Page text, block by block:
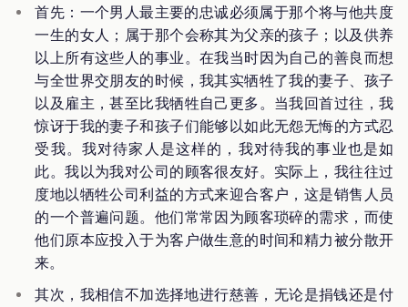
首先：一个男人最主要的忠诚必须属于那个将与他共度
一生的女人；属于那个会称其为父亲的孩子；以及供养
以上所有这些人的事业。在我当时因为自己的善良而想
与全世界交朋友的时候，我其实牺牲了我的妻子、孩子
以及雇主，甚至比我牺牲自己更多。当我回首过往，我
惊讶于我的妻子和孩子们能够以如此无怨无悔的方式忍
受我。我对待家人是这样的，我对待我的事业也是如
此。我以为我对公司的顾客很友好。实际上，我往往过
度地以牺牲公司利益的方式来迎合客户，这是销售人员
的一个普遍问题。他们常常因为顾客琐碎的需求，而使
他们原本应投入于为客户做生意的时间和精力被分散开
来。
其次，我相信不加选择地进行慈善，无论是捐钱还是付